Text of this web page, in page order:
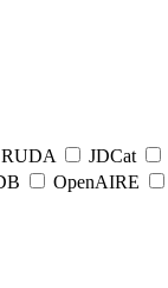
RUDA JDCat
OpenAIRE